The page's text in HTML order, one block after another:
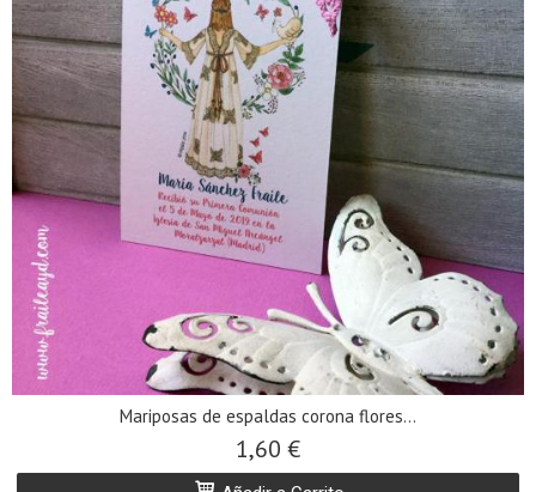
Mariposas de espaldas corona flores...
1,60 €